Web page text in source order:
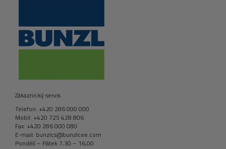
Zákaznický servis
Telefon: +420 286 000 000
Mobil: +420 725 428 806
Fax: +420 286 000 080
E-mail: bunzlcs@bunzlcee.com
Pondělí – Pátek 7,30 – 16,00